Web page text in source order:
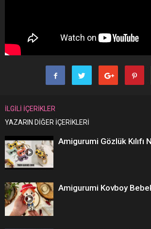
İLGİLİ İÇERİKLER
YAZARIN DİĞER İÇERİKLERİ
Amigurumi Gözlük Kılıfı
Amigurumi Kovboy Bebek